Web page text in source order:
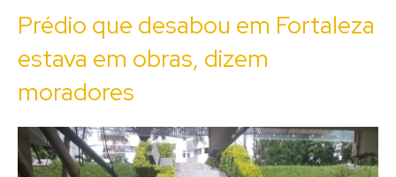
Prédio que desabou em Fortaleza
estava em obras, dizem
moradores